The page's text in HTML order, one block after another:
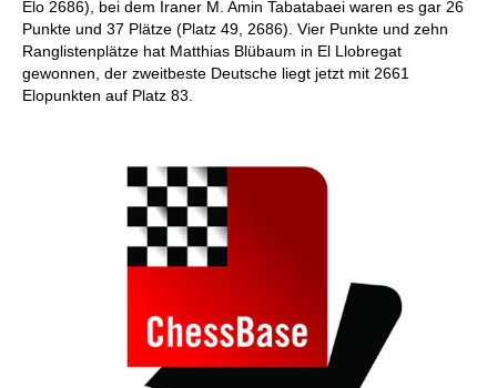
Elo 2686), bei dem Iraner M. Amin Tabatabaei waren es gar 26
Punkte und 37 Plätze (Platz 49, 2686). Vier Punkte und zehn
Ranglistenplätze hat Matthias Blübaum in El Llobregat
gewonnen, der zweitbeste Deutsche liegt jetzt mit 2661
Elopunkten auf Platz 83.